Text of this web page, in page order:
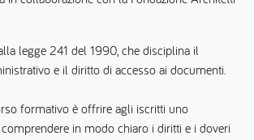
legge 241 del 1990, che disciplina il
e il diritto di accesso ai documenti.
formativo è offrire agli iscritti uno
in modo chiaro i diritti e i doveri